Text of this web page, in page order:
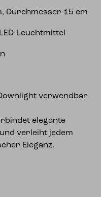
Durchmesser 15 cm
Leuchtmittel
verwendbar
elegante
verleiht jedem
Eleganz.